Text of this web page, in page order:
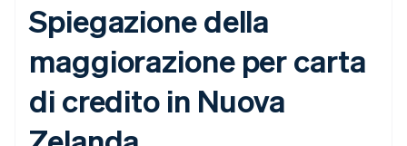
Spiegazione della
maggiorazione per carta
di credito in Nuova